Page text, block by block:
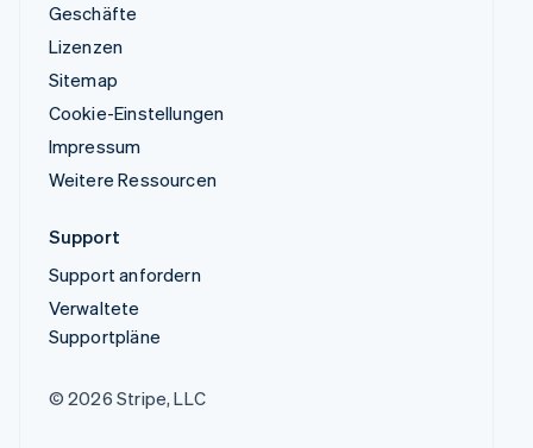
Geschäfte
Lizenzen
Sitemap
Cookie-Einstellungen
Impressum
Weitere Ressourcen
Support
Support anfordern
Verwaltete
Supportpläne
© 2026 Stripe, LLC